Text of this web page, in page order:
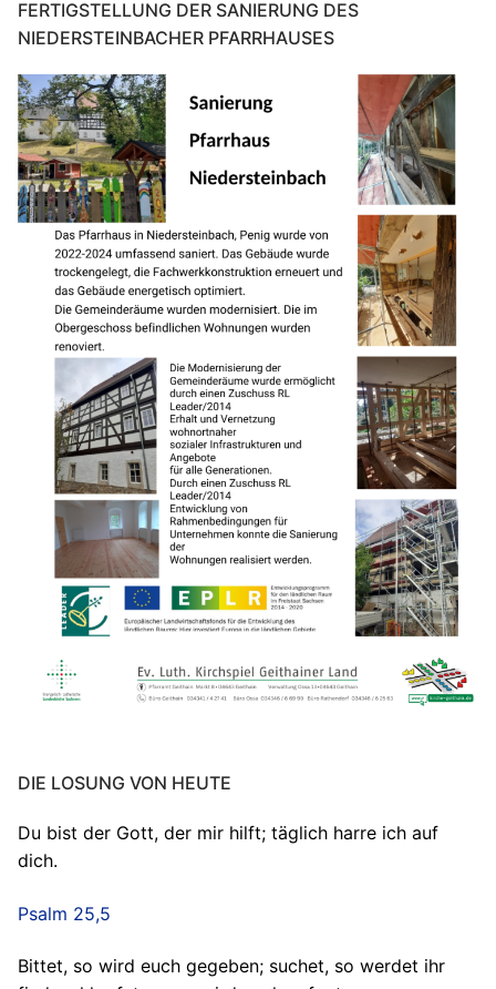
FERTIGSTELLUNG DER SANIERUNG DES
NIEDERSTEINBACHER PFARRHAUSES
DIE LOSUNG VON HEUTE
Du bist der Gott, der mir hilft; täglich harre ich auf
dich.
Psalm 25,5
Bittet, so wird euch gegeben; suchet, so werdet ihr